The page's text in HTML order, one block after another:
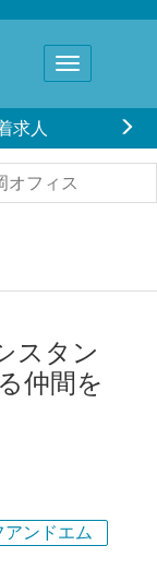
求人
フィス
スタン
仲間を
アンドエム